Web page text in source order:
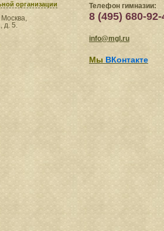
организации
д. 5.
Телефон гимназии:
8 (495) 680-92-
info@mgl.ru
Мы ВКонтакте